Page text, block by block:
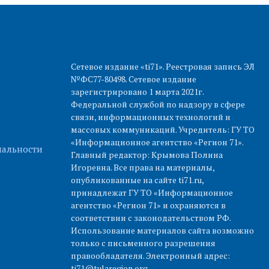
Сетевое издание «ti71». Реестровая запись ЭЛ
№ФС77-80498. Сетевое издание
зарегистрировано 1 марта 2021г.
Федеральной службой по надзору в сфере
связи, информационных технологий и
массовых коммуникаций. Учредитель: ГУ ТО
«Информационное агентство «Регион 71».
Главный редактор: Крымова Полина
Игоревна. Все права на материалы,
опубликованные на сайте ti71.ru,
принадлежат ГУ ТО «Информационное
агентство «Регион 71» и охраняются в
соответствии с законодательством РФ.
Использование материалов сайта возможно
только с письменного разрешения
правообладателя. Электронный адрес: